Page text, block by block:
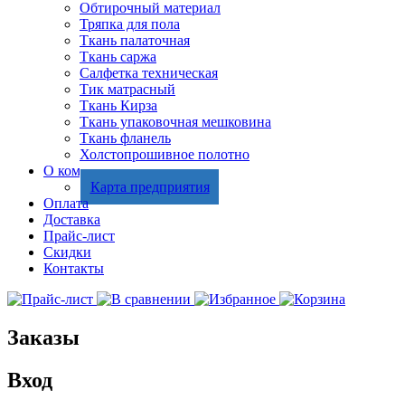
Обтирочный материал
Тряпка для пола
Ткань палаточная
Ткань саржа
Салфетка техническая
Тик матрасный
Ткань Кирза
Ткань упаковочная мешковина
Ткань фланель
Холстопрошивное полотно
О компании
Карта предприятия
Оплата
Доставка
Прайс-лист
Скидки
Контакты
Заказы
Вход